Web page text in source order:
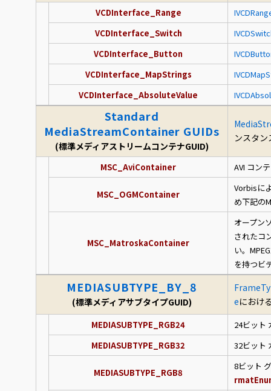
VCDInterface_Range
VCDInterface_Switch
VCDInterface_Button
VCDInterface_MapStrings
VCDInterface_AbsoluteValue
Standard
MediaStreamContainer GUIDs
(標準メディアストリームコンテナGUID)
ンスタ
MSC_AviContainer AVI コン
MSC_OGMContainer
Vorbisに
め下記の
MSC_MatroskaContainer
オープン
されたコ
い。
を持つビ
MEDIASUBTYPE_BY_8
(標準メディアサブタイプGUID)
eにおけ
MEDIASUBTYPE_RGB24
24ビット
MEDIASUBTYPE_RGB32
32ビット
MEDIASUBTYPE_RGB8
8ビット